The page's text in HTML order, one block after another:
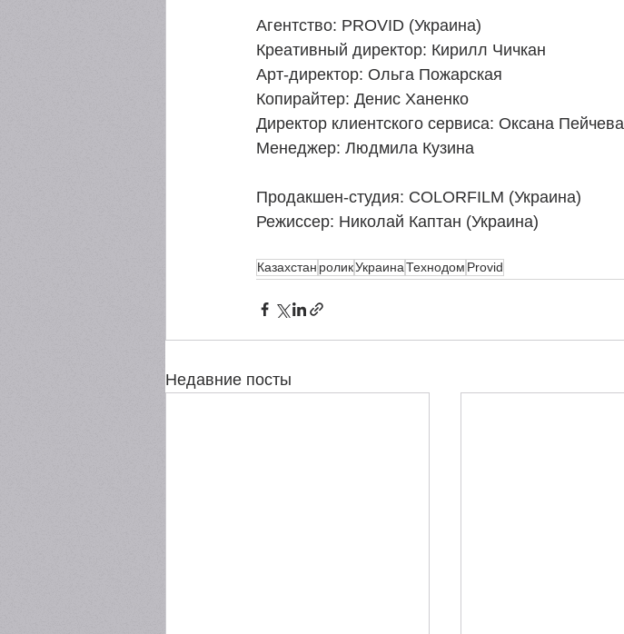
Агентство: PROVID (Украина)
Креативный директор: Кирилл Чичкан
Арт-директор: Ольга Пожарская
Копирайтер: Денис Ханенко
Директор клиентского сервиса: Оксана Пейчева
Менеджер: Людмила Кузина
Продакшен-студия: COLORFILM (Украина)
Режиссер: Николай Каптан (Украина)
Казахстан роликУкраинаТехнодом Provid
Недавние посты